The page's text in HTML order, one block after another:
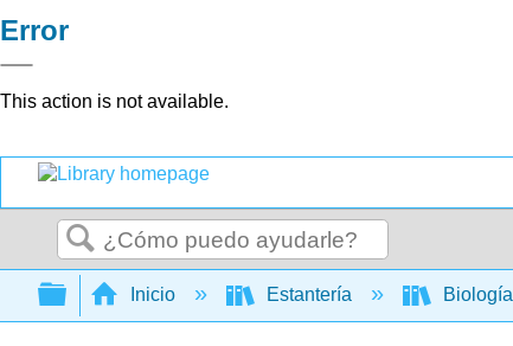
Error
This action is not available.
Buscar
Expandir/contraer jerarquía global
Inicio Estantería Biología